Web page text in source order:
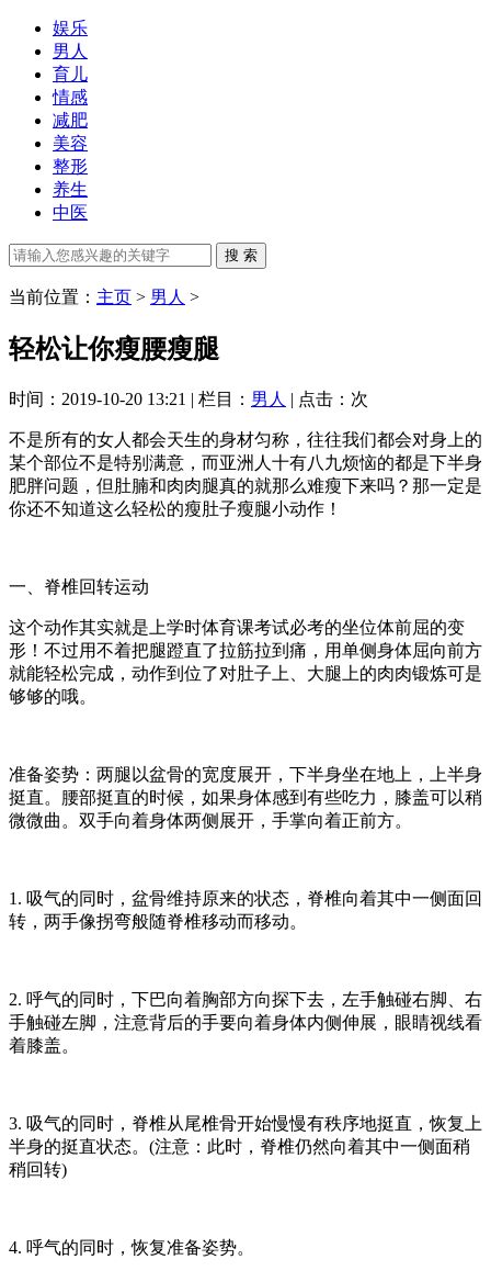
娱乐
男人
育儿
情感
减肥
美容
整形
养生
中医
当前位置： 主页 > 男人 >
轻松让你瘦腰瘦腿
时间：2019-10-20 13:21 | 栏目： 男人 | 点击： 次
不是所有的女人都会天生的身材匀称，往往我们都会对身上的
某个部位不是特别满意，而亚洲人十有八九烦恼的都是下半身
肥胖问题，但肚腩和肉肉腿真的就那么难瘦下来吗？那一定是
你还不知道这么轻松的瘦肚子瘦腿小动作！
一、 脊椎回转运动
这个动作其实就是上学时体育课考试必考的坐位体前屈的变
形！不过用不着把腿蹬直了拉筋拉到痛，用单侧身体屈向前方
就能轻松完成，动作到位了对肚子上、大腿上的肉肉锻炼可是
够够的哦。
准备姿势： 两腿以盆骨的宽度展开，下半身坐在地上，上半身
挺直。腰部挺直的时候，如果身体感到有些吃力，膝盖可以稍
微微曲。双手向着身体两侧展开，手掌向着正前方。
1. 吸气的同时，盆骨维持原来的状态，脊椎向着其中一侧面回
转，两手像拐弯般随脊椎移动而移动。
2. 呼气的同时，下巴向着胸部方向探下去，左手触碰右脚、右
手触碰左脚，注意背后的手要向着身体内侧伸展，眼睛视线看
着膝盖。
3. 吸气的同时，脊椎从尾椎骨开始慢慢有秩序地挺直，恢复上
半身的挺直状态。(注意：此时，脊椎仍然向着其中一侧面稍
稍回转)
4. 呼气的同时，恢复准备姿势。